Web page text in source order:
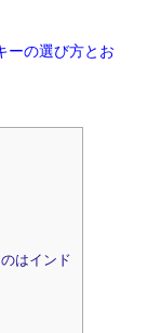
ーの選び方とお
はインド